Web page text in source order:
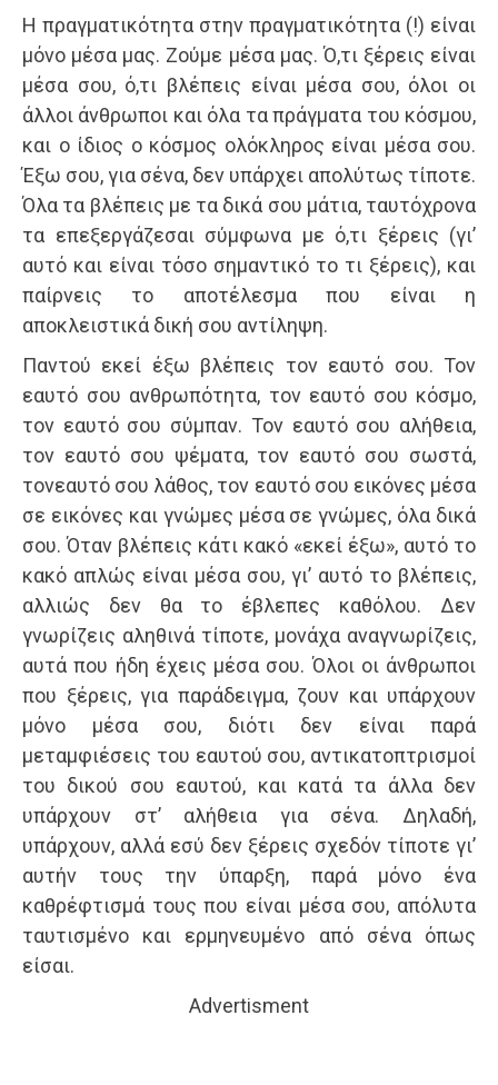
Η πραγματικότητα στην πραγματικότητα (!) είναι
μόνο μέσα μας. Ζούμε μέσα μας. Ό,τι ξέρεις είναι
μέσα σου, ό,τι βλέπεις είναι μέσα σου, όλοι οι
άλλοι άνθρωποι και όλα τα πράγματα του κόσμου,
και ο ίδιος ο κόσμος ολόκληρος είναι μέσα σου.
Έξω σου, για σένα, δεν υπάρχει απολύτως τίποτε.
Όλα τα βλέπεις με τα δικά σου μάτια, ταυτόχρονα
τα επεξεργάζεσαι σύμφωνα με ό,τι ξέρεις (γι’
αυτό και είναι τόσο σημαντικό το τι ξέρεις), και
παίρνεις το αποτέλεσμα που είναι η
αποκλειστικά δική σου αντίληψη.
Παντού εκεί έξω βλέπεις τον εαυτό σου. Τον
εαυτό σου ανθρωπότητα, τον εαυτό σου κόσμο,
τον εαυτό σου σύμπαν. Τον εαυτό σου αλήθεια,
τον εαυτό σου ψέματα, τον εαυτό σου σωστά,
τονεαυτό σου λάθος, τον εαυτό σου εικόνες μέσα
σε εικόνες και γνώμες μέσα σε γνώμες, όλα δικά
σου. Όταν βλέπεις κάτι κακό «εκεί έξω», αυτό το
κακό απλώς είναι μέσα σου, γι’ αυτό το βλέπεις,
αλλιώς δεν θα το έβλεπες καθόλου. Δεν
γνωρίζεις αληθινά τίποτε, μονάχα αναγνωρίζεις,
αυτά που ήδη έχεις μέσα σου. Όλοι οι άνθρωποι
που ξέρεις, για παράδειγμα, ζουν και υπάρχουν
μόνο μέσα σου, διότι δεν είναι παρά
μεταμφιέσεις του εαυτού σου, αντικατοπτρισμοί
του δικού σου εαυτού, και κατά τα άλλα δεν
υπάρχουν στ’ αλήθεια για σένα. Δηλαδή,
υπάρχουν, αλλά εσύ δεν ξέρεις σχεδόν τίποτε γι’
αυτήν τους την ύπαρξη, παρά μόνο ένα
καθρέφτισμά τους που είναι μέσα σου, απόλυτα
ταυτισμένο και ερμηνευμένο από σένα όπως
είσαι.
Advertisment